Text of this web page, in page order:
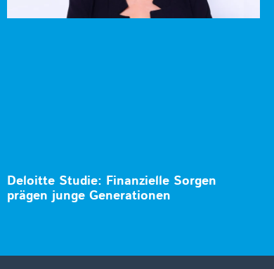
Deloitte Studie: Finanzielle Sorgen
prägen junge Generationen